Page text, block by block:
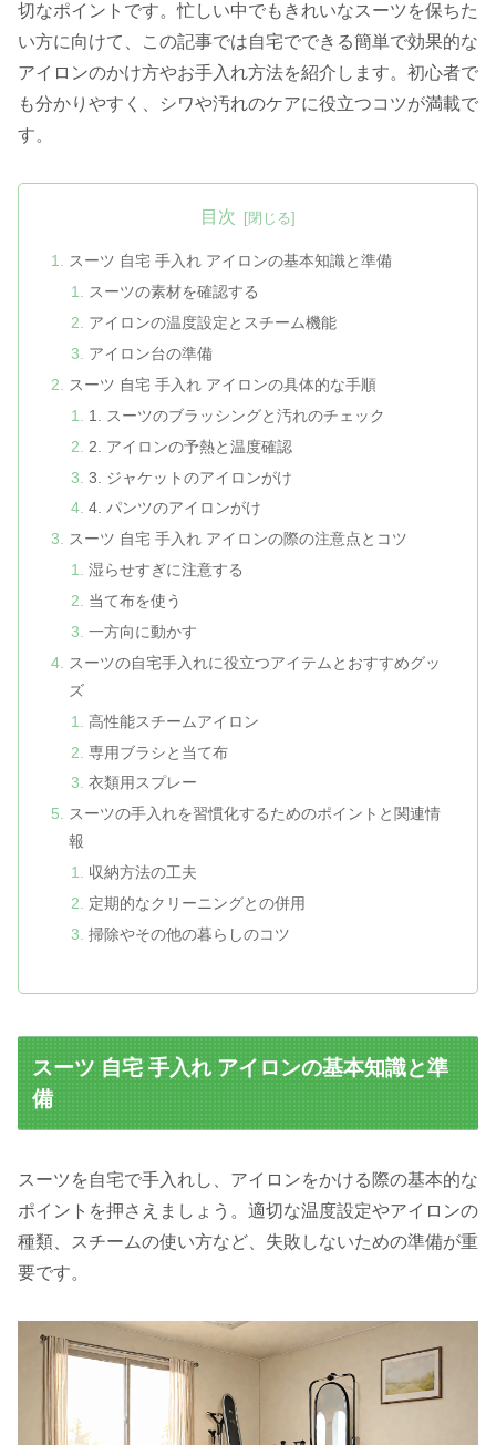
切なポイントです。忙しい中でもきれいなスーツを保ちた
い方に向けて、この記事では自宅でできる簡単で効果的な
アイロンのかけ方やお手入れ方法を紹介します。初心者で
も分かりやすく、シワや汚れのケアに役立つコツが満載で
す。
目次
スーツ 自宅 手入れ アイロンの基本知識と準備
スーツの素材を確認する
アイロンの温度設定とスチーム機能
アイロン台の準備
スーツ 自宅 手入れ アイロンの具体的な手順
1. スーツのブラッシングと汚れのチェック
2. アイロンの予熱と温度確認
3. ジャケットのアイロンがけ
4. パンツのアイロンがけ
スーツ 自宅 手入れ アイロンの際の注意点とコツ
湿らせすぎに注意する
当て布を使う
一方向に動かす
スーツの自宅手入れに役立つアイテムとおすすめグッ
ズ
高性能スチームアイロン
専用ブラシと当て布
衣類用スプレー
スーツの手入れを習慣化するためのポイントと関連情
報
収納方法の工夫
定期的なクリーニングとの併用
掃除やその他の暮らしのコツ
スーツ 自宅 手入れ アイロンの基本知識と準
備
スーツを自宅で手入れし、アイロンをかける際の基本的な
ポイントを押さえましょう。適切な温度設定やアイロンの
種類、スチームの使い方など、失敗しないための準備が重
要です。